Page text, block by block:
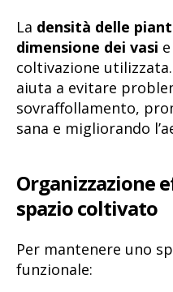
La densità delle
dimensione dei vasi
coltivazione
aiuta a evitare
sovraffollamento,
sana e migliorando
Organizzazione
spazio coltivato
Per mantenere uno
funzionale: